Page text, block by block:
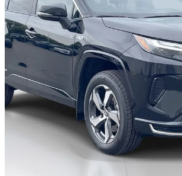
2024 Toyota RAV4 Prime
SE AWD 62 713 km